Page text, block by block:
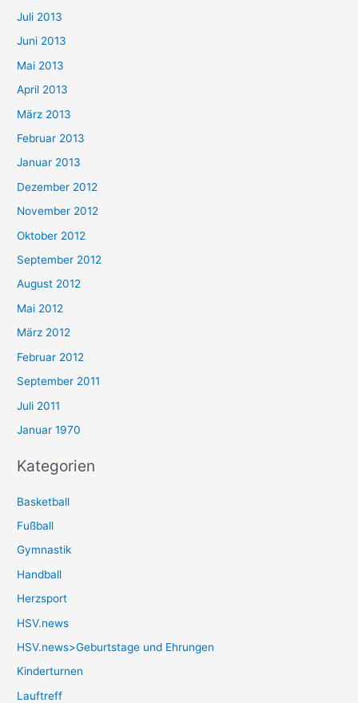
Juli 2013
Juni 2013
Mai 2013
April 2013
März 2013
Februar 2013
Januar 2013
Dezember 2012
November 2012
Oktober 2012
September 2012
August 2012
Mai 2012
März 2012
Februar 2012
September 2011
Juli 2011
Januar 1970
Kategorien
Basketball
Fußball
Gymnastik
Handball
Herzsport
HSV.news
HSV.news>Geburtstage und Ehrungen
Kinderturnen
Lauftreff